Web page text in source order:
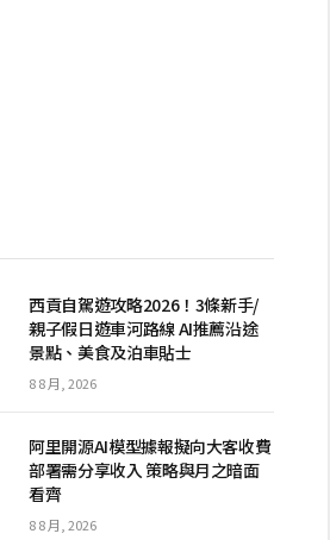
西貢自駕遊攻略2026！3條新手/
親子假日遊車河路線 AI推薦沿途
景點、美食及泊車貼士
8 8 月, 2026
阿里開源AI模型據報擬向大客收費
部署需分享收入 策略與月之暗面
看齊
8 8 月, 2026